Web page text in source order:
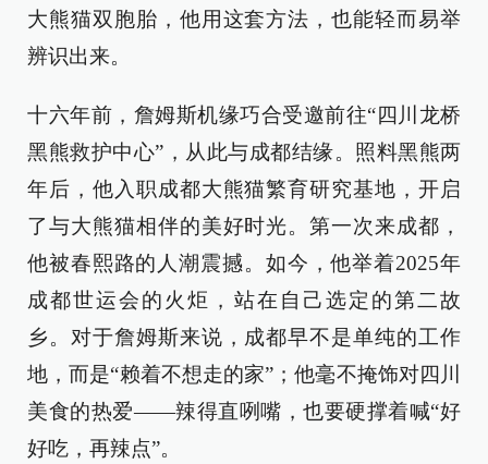
大熊猫双胞胎，他用这套方法，也能轻而易举
辨识出来。
十六年前，詹姆斯机缘巧合受邀前往“四川龙桥
黑熊救护中心”，从此与成都结缘。照料黑熊两
年后，他入职成都大熊猫繁育研究基地，开启
了与大熊猫相伴的美好时光。第一次来成都，
他被春熙路的人潮震撼。如今，他举着2025年
成都世运会的火炬，站在自己选定的第二故
乡。对于詹姆斯来说，成都早不是单纯的工作
地，而是“赖着不想走的家”；他毫不掩饰对四川
美食的热爱——辣得直咧嘴，也要硬撑着喊“好
好吃，再辣点”。